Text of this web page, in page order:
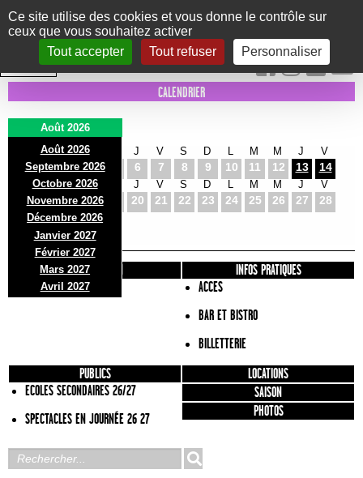
Panneau de gestion des cookies
Ce site utilise des cookies et vous donne le contrôle sur
ceux que vous souhaitez activer
Tout accepter
Tout refuser Personnaliser
Le Marni
CONCERTS DANSE/CIRQUE THÉÂTRE KIDS EXPOS EVENTS
INTRA MUROS
CALENDRIER
Août 2026
Août 2026
Septembre 2026
Octobre 2026
Novembre 2026
Décembre 2026
Janvier 2027
Février 2027
Mars 2027
Avril 2027
D
2
L
3
M
4
J
6
V
7
S
8
D
9 10
M
11
M
12
J
13
V
14
D
16
L
17
M
18
J
20
V
21
S
22
D
23 24
M
25
M
26
J
27
V
28
D
30
L
31
PRÉSENTATION
INFOS PRATIQUES
ACCES
BAR ET BISTRO
BILLETTERIE
PUBLICS
ECOLES SECONDAIRES 26/27
SPECTACLES EN JOURNÉE 26 27
LOCATIONS
SAISON
PHOTOS